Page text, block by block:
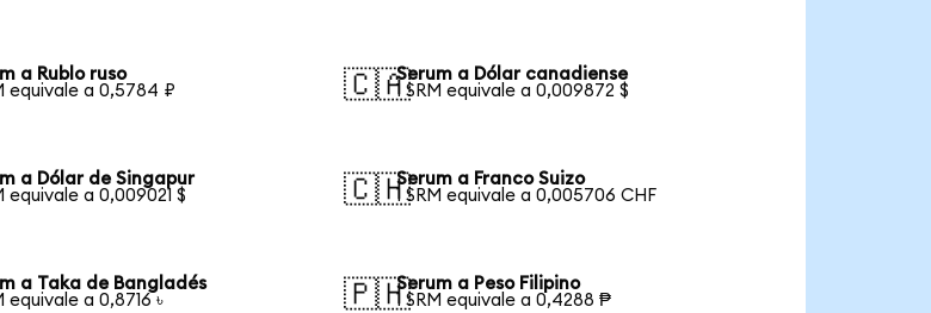
a Rublo ruso
equivale a 0,5784 ₽
🇨🇦Serum a Dólar canadiense
1 SRM equivale a 0,009872 $
a Dólar de Singapur
equivale a 0,009021 $
🇨🇭Serum a Franco Suizo
1 SRM equivale a 0,005706 CHF
a Taka de Bangladés
equivale a 0,8716 ৳
🇵🇭Serum a Peso Filipino
1 SRM equivale a 0,4288 ₱